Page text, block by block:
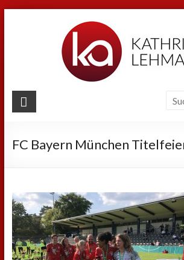
Kathrin
Sport
Privat
FC Bayern München